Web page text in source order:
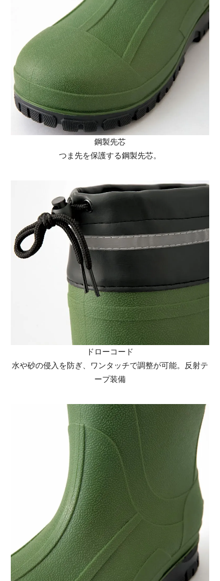
鋼製先芯
つま先を保護する鋼製先芯。
ドローコード
水や砂の侵入を防ぎ、ワンタッチで調整が可能。反射テ
ープ装備